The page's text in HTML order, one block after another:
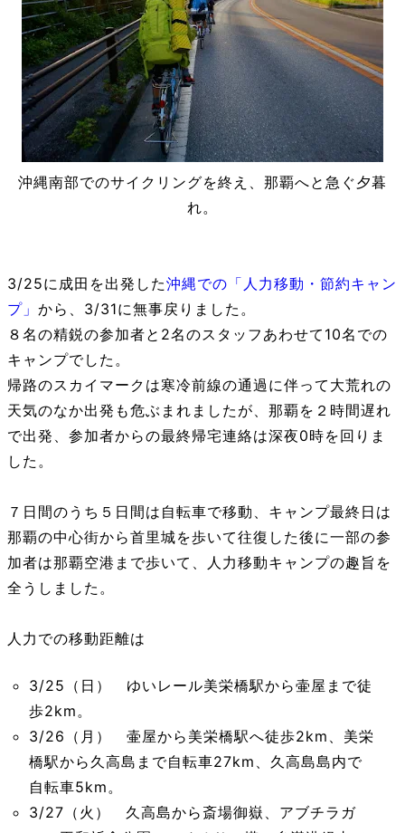
沖縄南部でのサイクリングを終え、那覇へと急ぐ夕暮
れ。
3/25に成田を出発した沖縄での「人力移動・節約キャン
プ」 から、3/31に無事戻りました。
８名の精鋭の参加者と2名のスタッフあわせて10名での
キャンプでした。
帰路のスカイマークは寒冷前線の通過に伴って大荒れの
天気のなか出発も危ぶまれましたが、那覇を２時間遅れ
で出発、参加者からの最終帰宅連絡は深夜0時を回りま
した。
７日間のうち５日間は自転車で移動、キャンプ最終日は
那覇の中心街から首里城を歩いて往復した後に一部の参
加者は那覇空港まで歩いて、人力移動キャンプの趣旨を
全うしました。
人力での移動距離は
3/25（日） ゆいレール美栄橋駅から壷屋まで徒
歩2km。
3/26（月） 壷屋から美栄橋駅へ徒歩2km、美栄
橋駅から久高島まで自転車27km、久高島島内で
自転車5km。
3/27（火） 久高島から斎場御嶽、アブチラガ